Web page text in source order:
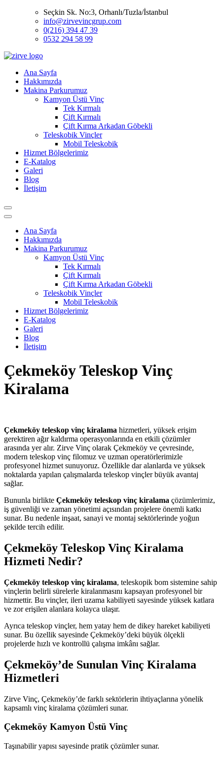
Seçkin Sk. No:3, Orhanlı/Tuzla/İstanbul
info@zirvevincgrup.com
0(216) 394 47 39
0532 294 58 99
Ana Sayfa
Hakkımızda
Makina Parkurumuz
Kamyon Üstü Vinç
Tek Kırmalı
Çift Kırmalı
Çift Kırma Arkadan Göbekli
Teleskobik Vinçler
Mobil Teleskobik
Hizmet Bölgelerimiz
E-Katalog
Galeri
Blog
İletişim
Ana Sayfa
Hakkımızda
Makina Parkurumuz
Kamyon Üstü Vinç
Tek Kırmalı
Çift Kırmalı
Çift Kırma Arkadan Göbekli
Teleskobik Vinçler
Mobil Teleskobik
Hizmet Bölgelerimiz
E-Katalog
Galeri
Blog
İletişim
Çekmeköy Teleskop Vinç
Kiralama
Çekmeköy teleskop vinç kiralama hizmetleri, yüksek erişim
gerektiren ağır kaldırma operasyonlarında en etkili çözümler
arasında yer alır. Zirve Vinç olarak Çekmeköy ve çevresinde,
modern teleskop vinç filomuz ve uzman operatörlerimizle
profesyonel hizmet sunuyoruz. Özellikle dar alanlarda ve yüksek
noktalarda yapılan çalışmalarda teleskop vinçler büyük avantaj
sağlar.
Bununla birlikte Çekmeköy teleskop vinç kiralama çözümlerimiz,
iş güvenliği ve zaman yönetimi açısından projelere önemli katkı
sunar. Bu nedenle inşaat, sanayi ve montaj sektörlerinde yoğun
şekilde tercih edilir.
Çekmeköy Teleskop Vinç Kiralama
Hizmeti Nedir?
Çekmeköy teleskop vinç kiralama, teleskopik bom sistemine sahip
vinçlerin belirli sürelerle kiralanmasını kapsayan profesyonel bir
hizmettir. Bu vinçler, ileri uzama kabiliyeti sayesinde yüksek katlara
ve zor erişilen alanlara kolayca ulaşır.
Ayrıca teleskop vinçler, hem yatay hem de dikey hareket kabiliyeti
sunar. Bu özellik sayesinde Çekmeköy’deki büyük ölçekli
projelerde hızlı ve kontrollü çalışma imkânı sağlar.
Çekmeköy’de Sunulan Vinç Kiralama
Hizmetleri
Zirve Vinç, Çekmeköy’de farklı sektörlerin ihtiyaçlarına yönelik
kapsamlı vinç kiralama çözümleri sunar.
Çekmeköy Kamyon Üstü Vinç
Taşınabilir yapısı sayesinde pratik çözümler sunar.